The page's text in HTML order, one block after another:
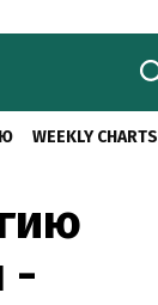
WEEKLY CHARTS
-